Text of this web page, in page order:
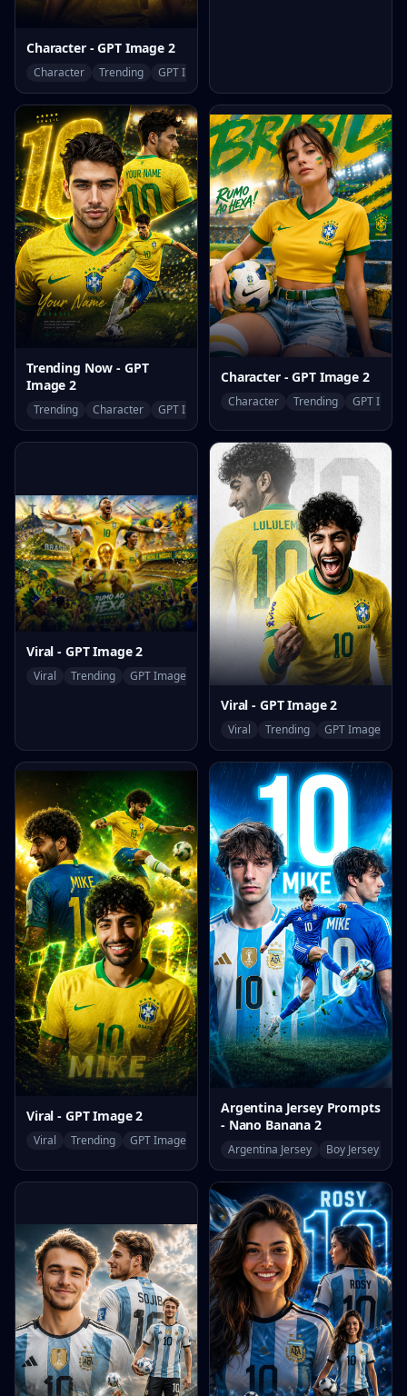
Character - GPT Image 2
Character Trending GPT Image 2
Trending Now - GPT
Image 2
Trending Character GPT Image 2
Character - GPT Image 2
Character Trending GPT
Viral - GPT Image 2
Viral Trending GPT Image 2
Viral - GPT Image 2
Viral Trending GPT Image 2
Viral - GPT Image 2
Viral Trending GPT Image 2
Argentina Jersey Prompts
- Nano Banana 2
Argentina Jersey Boy Jersey